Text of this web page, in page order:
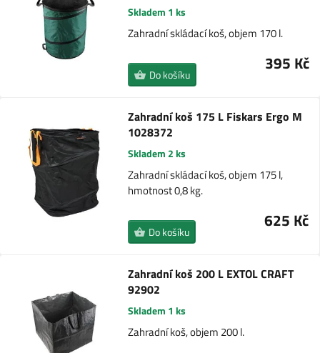
Skladem 1 ks
Zahradní skládací koš, objem 170 l.
395 Kč
Do košíku
Zahradní koš 175 L Fiskars Ergo M
1028372
Skladem 2 ks
Zahradní skládací koš, objem 175 l,
hmotnost 0,8 kg.
625 Kč
Do košíku
Zahradní koš 200 L EXTOL CRAFT
92902
Skladem 1 ks
Zahradní koš, objem 200 l.